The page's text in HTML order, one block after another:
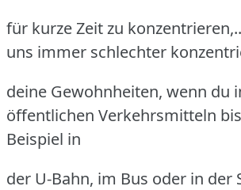
für kurze Zeit zu
uns immer schlechter
deine Gewohnheiten, wenn du
öffentlichen Verkehrsmitteln
Beispiel in
der U-Bahn, im Bus oder in der